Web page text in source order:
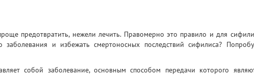
предотвратить, нежели лечить. Правомерно это правило и для
и избежать смертоносных последствий сифилиса?
собой заболевание, основным способом передачи которого